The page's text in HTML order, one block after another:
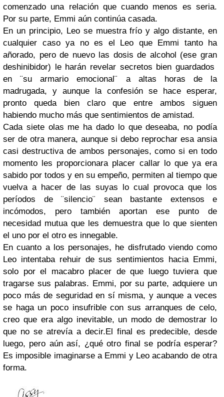
comenzado una relación que cuando menos es seria.
Por su parte, Emmi aún continúa casada.
En un principio, Leo se muestra frío y algo distante, en
cualquier caso ya no es el Leo que Emmi tanto ha
añorado, pero de nuevo las dosis de alcohol (ese gran
deshinibidor) le harán revelar secretos bien guardados
en ¨su armario emocional¨ a altas horas de la
madrugada, y aunque la confesión se hace esperar,
pronto queda bien claro que entre ambos siguen
habiendo mucho más que sentimientos de amistad.
Cada siete olas me ha dado lo que deseaba, no podía
ser de otra manera, aunque si debo reprochar esa ansia
casi destructiva de ambos personajes, como si en todo
momento les proporcionara placer callar lo que ya era
sabido por todos y en su empeño, permiten al tiempo que
vuelva a hacer de las suyas lo cual provoca que los
períodos de ¨silencio¨ sean bastante extensos e
incómodos, pero también aportan ese punto de
necesidad mutua que les demuestra que lo que sienten
el uno por el otro es innegable.
En cuanto a los personajes, he disfrutado viendo como
Leo intentaba rehuir de sus sentimientos hacia Emmi,
solo por el macabro placer de que luego tuviera que
tragarse sus palabras. Emmi, por su parte, adquiere un
poco más de seguridad en sí misma, y aunque a veces
se haga un poco insufrible con sus arranques de celo,
creo que era algo inevitable, un modo de demostrar lo
que no se atrevía a decir.El final es predecible, desde
luego, pero aún así, ¿qué otro final se podría esperar?
Es imposible imaginarse a Emmi y Leo acabando de otra
forma.